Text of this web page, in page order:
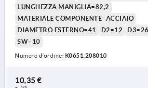
LUNGHEZZA MANIGLIA=82,2
MATERIALE COMPONENTE=ACCIAIO
DIAMETRO ESTERNO=41
D2=12 D3=26
SW=10
Numero d’ordine: K0651.208010
10,35 €